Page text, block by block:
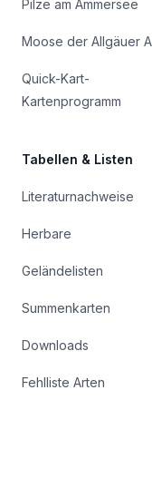
Pilze am Ammersee
Moose der Allgäuer
Quick-Kart-
Kartenprogramm
Tabellen & Listen
Literaturnachweise
Herbare
Geländelisten
Summenkarten
Downloads
Fehlliste Arten